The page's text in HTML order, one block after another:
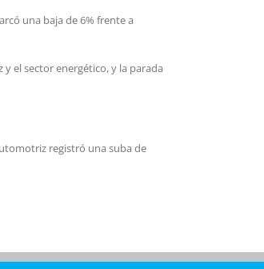
una baja de 6% frente a
el sector energético, y la parada
registró una suba de